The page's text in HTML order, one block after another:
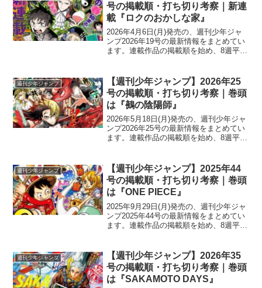
号の掲載順・打ち切り考察｜新連
載『ロクのおかしな家』
2026年4月6日(月)発売の、週刊少年ジャ
ンプ2026年19号の最新情報をまとめてい
ます。連載作品の掲載順を始め、8週平
の情報・人気作品の動向などもまとめて
いるので、...
週刊少年ジャンプ
【週刊少年ジャンプ】2026年25
号の掲載順・打ち切り考察｜巻頭
は『鵺の陰陽師』
2026年5月18日(月)発売の、週刊少年ジャ
ンプ2026年25号の最新情報をまとめてい
ます。連載作品の掲載順を始め、8週平
の情報・人気作品の動向などもまとめて
いるので...
週刊少年ジャンプ
【週刊少年ジャンプ】2025年44
号の掲載順・打ち切り考察｜巻頭
は『ONE PIECE』
2025年9月29日(月)発売の、週刊少年ジャ
ンプ2025年44号の最新情報をまとめてい
ます。連載作品の掲載順を始め、8週平
の情報・人気作品の動向などもまとめて
いるので...
週刊少年ジャンプ
【週刊少年ジャンプ】2026年35
号の掲載順・打ち切り考察｜巻頭
は『SAKAMOTO DAYS』